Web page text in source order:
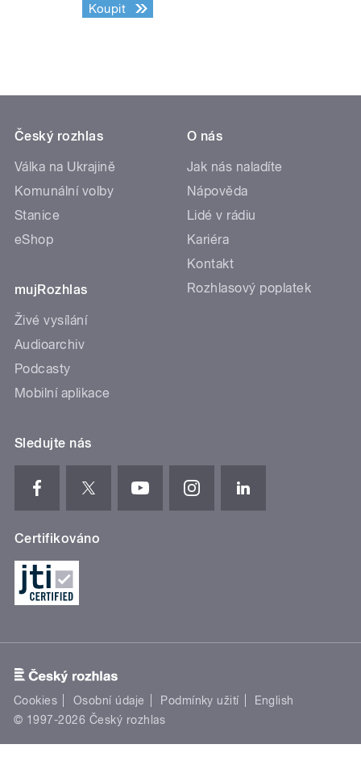
Koupit
Český rozhlas
Válka na Ukrajině
Komunální volby
Stanice
eShop
mujRozhlas
Živé vysílání
Audioarchiv
Podcasty
Mobilní aplikace
O nás
Jak nás naladíte
Nápověda
Lidé v rádiu
Kariéra
Kontakt
Rozhlasový poplatek
Sledujte nás
Certifikováno
Cookies Osobní údaje Podmínky užití
English
© 1997-2026 Český rozhlas